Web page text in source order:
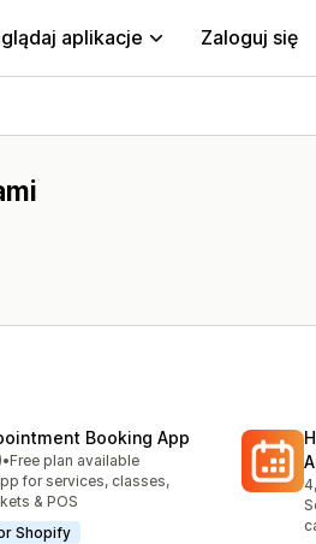
aplikacje Zaloguj się
Booking App
recenzji: 514
•Free plan available
for services, classes,
& POS
Shopify